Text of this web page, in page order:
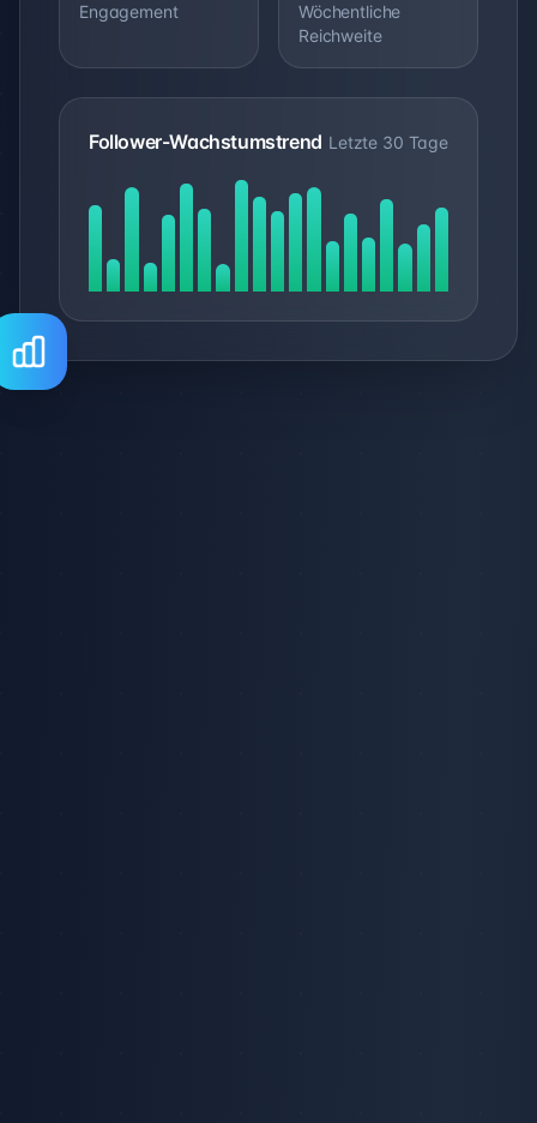
Engagement
Wöchentliche
Reichweite
Follower-Wachstumstrend Letzte 30 Tage